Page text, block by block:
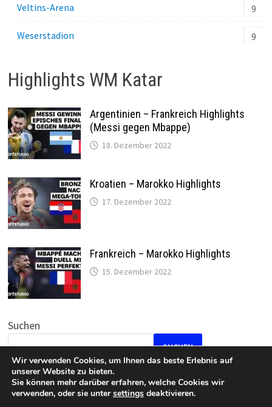
Veltins-Arena 9
Weserstadion 9
Highlights WM Katar
Argentinien – Frankreich Highlights
(Messi gegen Mbappe)
18. Dezember 2022
Kroatien – Marokko Highlights
17. Dezember 2022
Frankreich – Marokko Highlights
15. Dezember 2022
Suchen
SUCHEN
Wir verwenden Cookies, um Ihnen das beste Erlebnis auf
unserer Website zu bieten.
Sie können mehr darüber erfahren, welche Cookies wir
verwenden, oder sie untersettings deaktivieren.